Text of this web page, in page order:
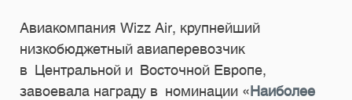
Авиакомпания Wizz Air, крупнейший
низкобюджетный авиаперевозчик
в Центральной и Восточной Европе,
завоевала награду в номинации «Наиболее